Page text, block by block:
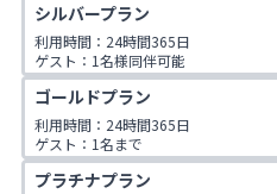
シルバープラン
利用時間：24時間365日
ゲスト：1名様同伴可能
ゴールドプラン
利用時間：24時間365日
ゲスト：1名まで
1日2コマ予約可
プラチナプラン